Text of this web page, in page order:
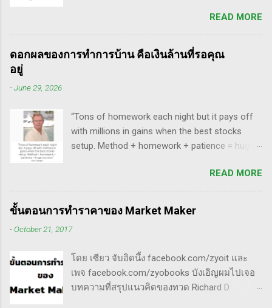
ผมเป็นแฟนคลับของแกนั่นเองครับ ง่ายๆเลย ที่
ชอบเพราะเราต่างมีอาจารย์ร่วมกันก็คือ ปู่โอนีล,
ทวดลิเวอร์มอร์ และทวด Wyckoff นั่นเอง (คือผม
นี้นะ...
ทำการบ้าน มันส่งสัญญาณซื้อ แบบเปิด gap ผมจะ
ชอบมาก แต่ถึงกระนั้น มันก็ไม่ได้เป๊ะทุกตัวนะ
ครับ มีล้มเหลวเกินครึ่ง เราต้องคอยคัดตัวที่ไม่ดี
ออก เหลือตัวเจ๋งๆ แรงๆ ให้มันวิ่งทำเงินให้เราไป
เมื่อเอามาใช้ร่วมกับวอลุ่ม ในคลิปนี้เธอจัดเต็ม
เรื่องของ gap ซึ่งถือว่าครบเครื่องเอามากๆ ทฤษฎี
gap ที่เกี่ยวข้องกับเวฟ มีดังนี้ Common gap ใน
มือที่หวงของ เพราะเขาจะตบขึ้น/ลงเพื่อให้เม่า
คายหุ้นคืน ยิ่งมีเยอะยิ่งน่าสนใจ gap ประเภทนี้มัก
จะมีการลงมาปิดในเวลาอีกไม่นาน เพราะราคายัง
ประเภท double three Breakaway gap เป็นการ
กระโดดข้ามเวฟสอง...
READ MORE
ดอกผลของการทำการบ้าน คือเงินล้านที่รอคุณ
อยู่
-June 29, 2026
“Tons of homework each night but it pays off
with millions in gains when the best stocks
setup. Method + homework + patience = huge
“การทำการบ้านอย่างหนักทุกคืน จะให้ผล
ตอบแทนเป็นผลกำไรมหาศาลเป็นล้านๆ เมื่อรวม
วิธีการที่พิสูจน์ได้ การบ้าน และความอดทนเข้า
เป็นการติดตามข่าวสาร การวิเคราะห์ทางเทคนิค
หรือปัจจัยพื้นฐาน การสแกนหุ้นที่มีศักยภาพเป็นผู้
ชนะในอนาคต การลงรายละเอียดในการวิเคราะห์
READ MORE
ขั้นตอนการทำราคาของ Market Maker
-October 21, 2017
โดย เซียว จับอิดนึ้ง facebook.com/zyoit และ
เพจ facebook.com/zyobooks บังเอิญผมไปเจอ
บทความที่สรุปแนวคิดของทวด Richard D.